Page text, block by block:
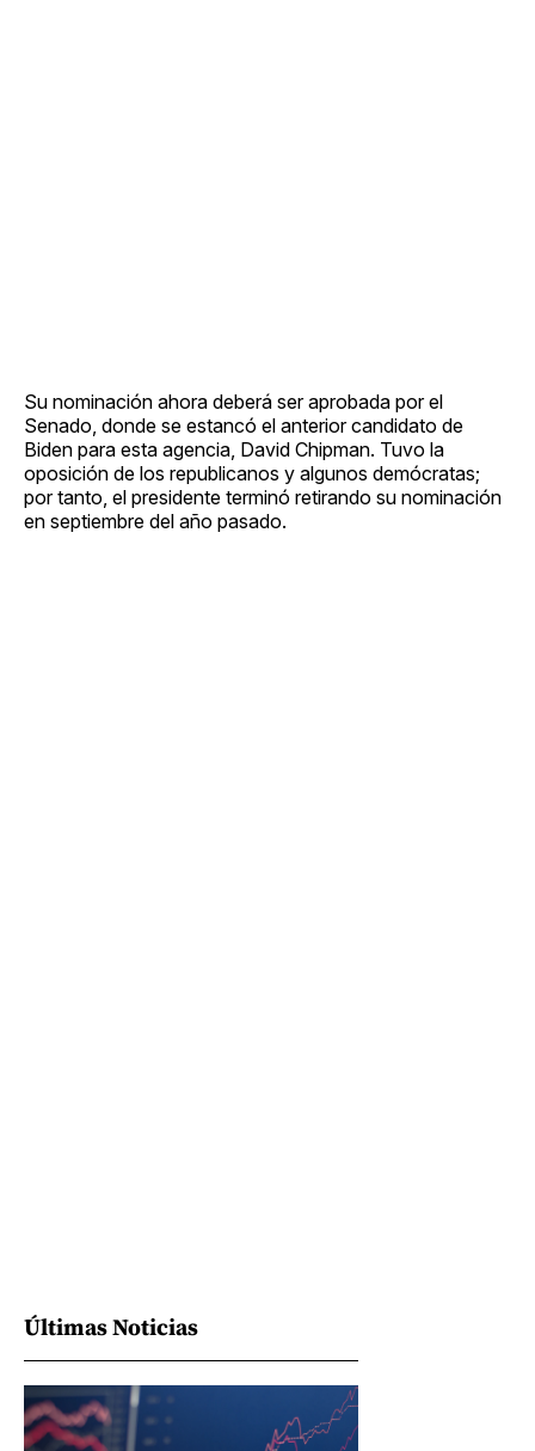
Su nominación ahora deberá ser aprobada por el
Senado, donde se estancó el anterior candidato de
Biden para esta agencia, David Chipman. Tuvo la
oposición de los republicanos y algunos demócratas;
por tanto, el presidente terminó retirando su nominación
en septiembre del año pasado.
Últimas Noticias